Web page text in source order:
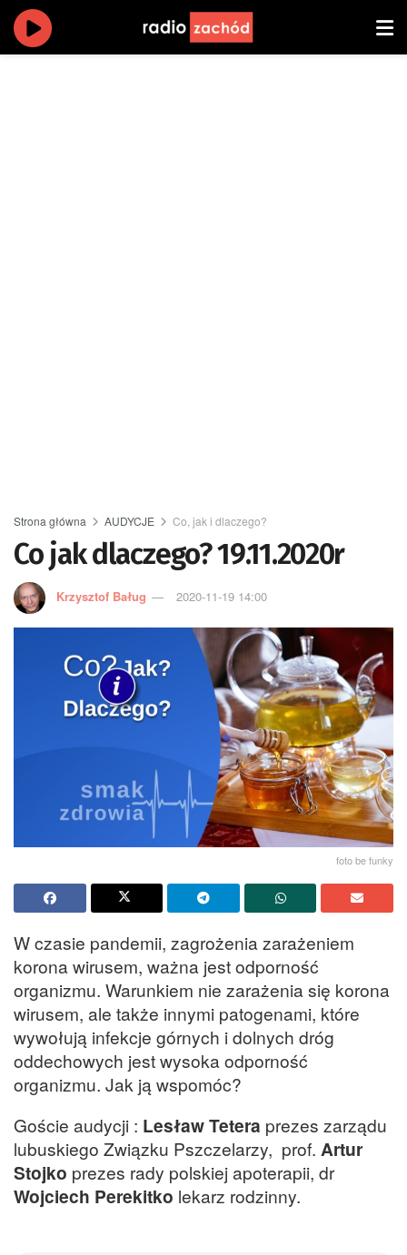
Strona główna AUDYCJE Co, jak i dlaczego?
Co jak dlaczego? 19.11.2020r
Krzysztof Baług 2020-11-19 14:00
foto be funky
W czasie pandemii, zagrożenia zarażeniem
korona wirusem, ważna jest odporność
organizmu. Warunkiem nie zarażenia się korona
wirusem, ale także innymi patogenami, które
wywołują infekcje górnych i dolnych dróg
oddechowych jest wysoka odporność
organizmu. Jak ją wspomóc?
Goście audycji : Lesław Tetera prezes zarządu
lubuskiego Związku Pszczelarzy, prof. Artur
Stojko prezes rady polskiej apoterapii, dr
Wojciech Perekitko lekarz rodzinny.